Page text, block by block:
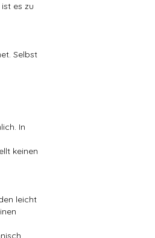
es zu
Selbst
In
keinen
leicht